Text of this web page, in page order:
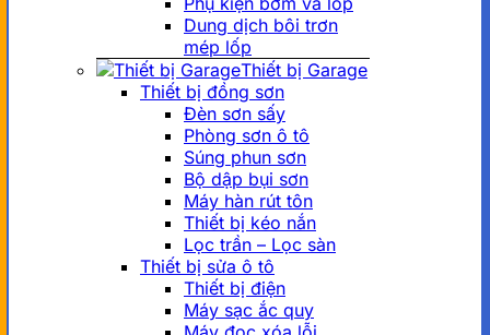
Dung dịch bôi trơn
mép lốp
Thiết bị Garage
Thiết bị đồng sơn
Đèn sơn sấy
Phòng sơn ô tô
Súng phun sơn
Bộ dập bụi sơn
Máy hàn rút tôn
Thiết bị kéo nắn
Lọc trần – Lọc sàn
Thiết bị sửa ô tô
Thiết bị điện
Máy sạc ắc quy